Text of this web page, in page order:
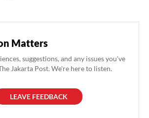
Matters
suggestions, and any issues you've
Jakarta Post. We're here to listen.
LEAVE FEEDBACK